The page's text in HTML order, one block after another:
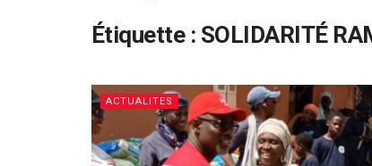
Étiquette : SOLIDARITÉ
ACTUALITES